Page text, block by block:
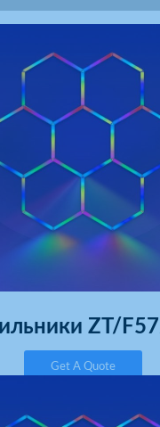
ZT/
Get A Quote